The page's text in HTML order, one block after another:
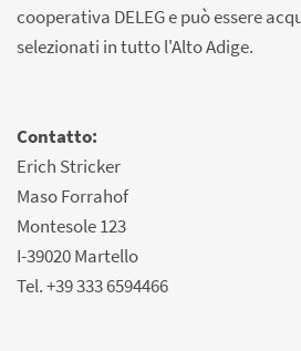
cooperativa DELEG e può essere
selezionati in tutto l'Alto Adige.
Contatto:
Erich Stricker
Maso Forrahof
Montesole 123
I-39020 Martello
Tel. +39 333 6594466